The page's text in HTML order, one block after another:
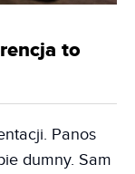
to
Panos
dumny. Sam